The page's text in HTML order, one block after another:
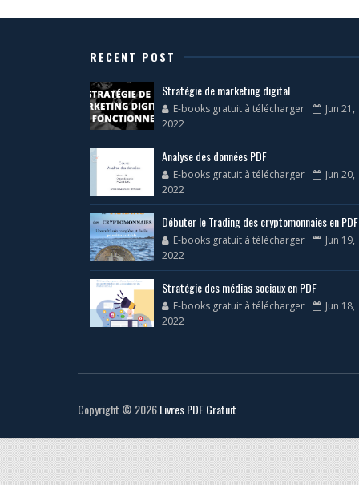
RECENT POST
Stratégie de marketing digital
E-books gratuit à télécharger
Jun 21,
2022
Analyse des données PDF
E-books gratuit à télécharger
Jun 20,
2022
Débuter le Trading des cryptomonnaies en PDF
E-books gratuit à télécharger
Jun 19,
2022
Stratégie des médias sociaux en PDF
E-books gratuit à télécharger
Jun 18,
2022
Copyright © 2026Livres PDF Gratuit